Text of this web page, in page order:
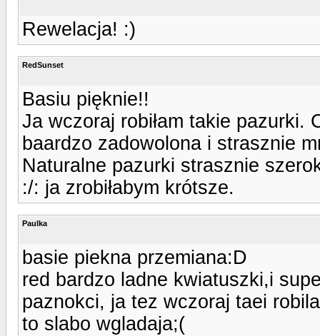
Rewelacja! :)
RedSunset
Basiu pięknie!!
Ja wczoraj robiłam takie pazurki.
baardzo zadowolona i strasznie
Naturalne pazurki strasznie
:/: ja zrobiłabym krótsze.
Paulka
basie piekna przemiana:D
red bardzo ladne kwiatuszki,i
paznokci, ja tez wczoraj taei
to slabo wgladaja;(